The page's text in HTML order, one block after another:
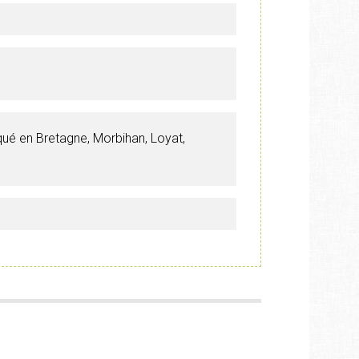
en Bretagne, Morbihan, Loyat,